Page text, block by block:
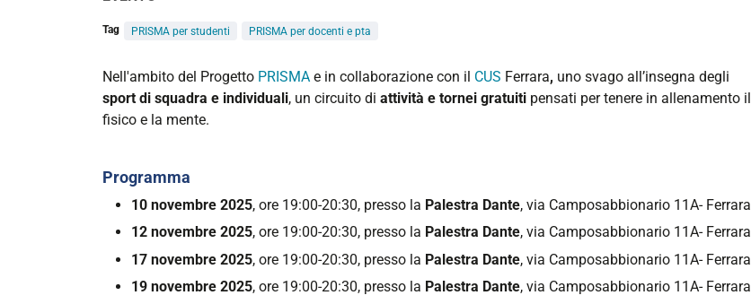
Tag PRISMA per studenti PRISMA per docenti e pta
https://www.unife.it/it/prisma/eventi-
prisma/prisma-
2-
sportive-
pallacanestro-
ludica
PRISMA
Nell'ambito del Progetto PRISMA e in collaborazione con il CUS Ferrara, uno svago all’insegna degli
sport di squadra e individuali, un circuito di attività e tornei gratuiti pensati per tenere in allenamento il
fisico e la mente.
Programma
10 novembre 2025, ore 19:00-20:30, presso la Palestra Dante, via Camposabbionario 11A- Ferrara
12 novembre 2025, ore 19:00-20:30, presso la Palestra Dante, via Camposabbionario 11A- Ferrara
17 novembre 2025, ore 19:00-20:30, presso la Palestra Dante, via Camposabbionario 11A- Ferrara
19 novembre 2025, ore 19:00-20:30, presso la Palestra Dante, via Camposabbionario 11A- Ferrara